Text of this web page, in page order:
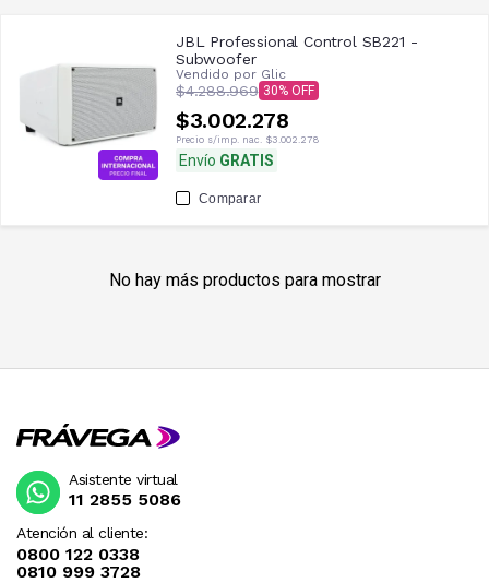
JBL Professional Control SB221 -
Subwoofer
Vendido por Glic
$4.288.969 30
$3.002.278
Precio s/imp. nac. $3.002.278
Envío GRATIS
Comparar
No hay más productos para mostrar
Atención al cliente:
0800 122 0338
0810 999 3728
Asistente virtual
11 2855 5086